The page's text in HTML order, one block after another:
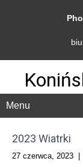
Menu
2023 Wiatrki
27 czerwca, 2023